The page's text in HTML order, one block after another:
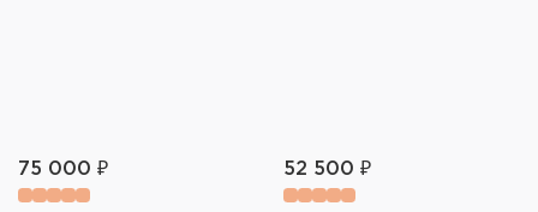
75 000 ₽ 52 500 ₽